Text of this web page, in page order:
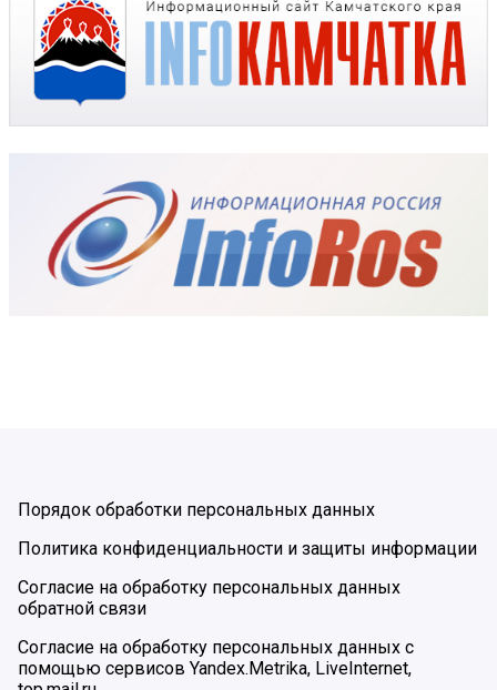
Порядок обработки персональных данных
Политика конфиденциальности и защиты информации
Согласие на обработку персональных данных
обратной связи
Согласие на обработку персональных данных с
помощью сервисов Yandex.Metrika, LiveInternet,